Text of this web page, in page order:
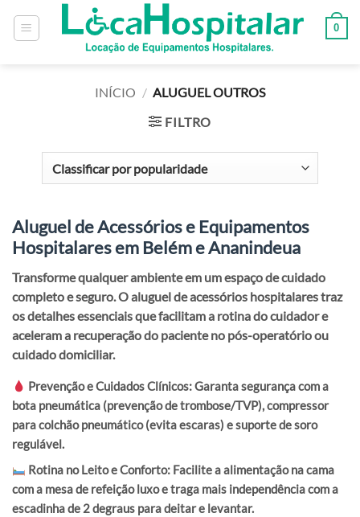
0
INÍCIO / ALUGUEL OUTROS
FILTRO
Aluguel de Acessórios e Equipamentos
Hospitalares em Belém e Ananindeua
Transforme qualquer ambiente em um espaço de cuidado
completo e seguro. Oaluguel de acessórios hospitalarestraz
os detalhes essenciais que facilitam a rotina do cuidador e
aceleram a recuperação do paciente no pós-operatório ou
cuidado domiciliar.
Prevenção e Cuidados Clínicos:Garanta segurança com a
bota pneumática (prevenção de trombose/TVP),compressor
para colchão pneumático(evita escaras) esuporte de soro
regulável.
Rotina no Leito e Conforto: Facilite a alimentação na cama
com a mesa de refeição luxoe traga mais independência com a
escadinha de 2 degraus para deitar e levantar.